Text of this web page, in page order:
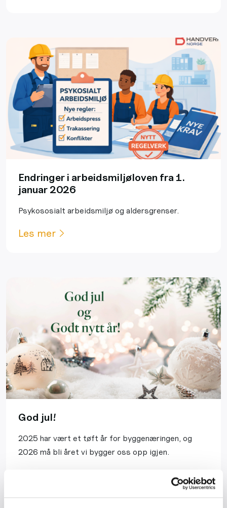
Endringer i arbeidsmiljøloven fra 1.
januar 2026
Psykososialt arbeidsmiljø og aldersgrenser.
Les mer
God jul!
2025 har vært et tøft år for byggenæringen, og
2026 må bli året vi bygger oss opp igjen.